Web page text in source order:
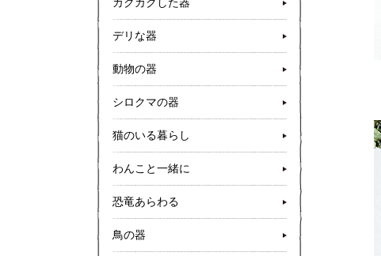
カクカクした器
デリな器
動物の器
シロクマの器
猫のいる暮らし
わんこと一緒に
恐竜あらわる
鳥の器